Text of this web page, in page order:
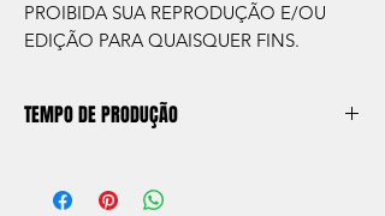
PROIBIDA SUA REPRODUÇÃO E/OU
EDIÇÃO PARA QUAISQUER FINS.
TEMPO DE PRODUÇÃO
aprox. 5 dias úteis, após a confirmação de
compra.